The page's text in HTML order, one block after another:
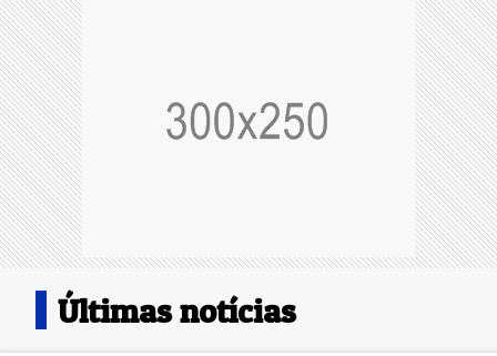
Últimas notícias